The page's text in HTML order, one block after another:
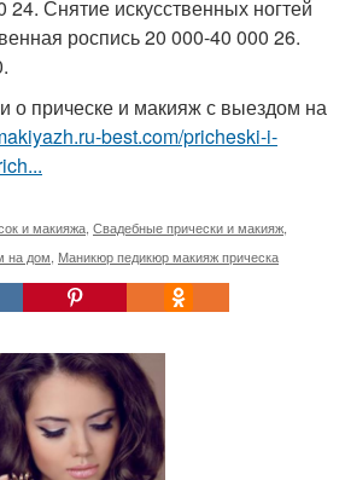
24. Снятие искусственных ногтей
роспись 20 000-40 000 26.
о прическе и макияж с выездом на
best.com/pricheski-i-
и макияжа Свадебные прически и макияж
на дом Маникюр педикюр макияж прическа